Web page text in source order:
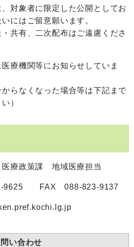
対象者に限定した公開としてお
にはご留意願います。
共有、二次配布はご遠慮くださ
療機関等にお知らせしていま
らなくなった場合等は下記まで
）
療政策課 地域医療担当
9625 FAX 088-823-9137
い合わせ